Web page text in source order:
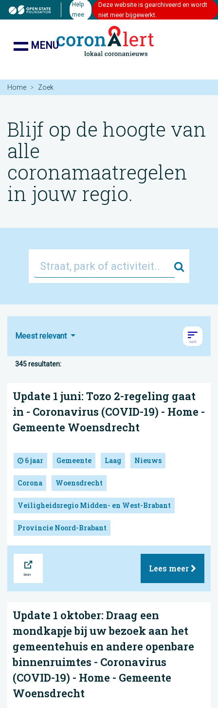
Help
mee
Deze website is gearchiveerd en wordt
niet meer bijgewerkt.
MENU
Home Zoek
Blijf op de hoogte van
alle
coronamaatregelen
in jouw regio.
Zoek
Meest relevant
345 resultaten:
Update 1 juni: Tozo 2-regeling gaat
in - Coronavirus (COVID-19) - Home -
Gemeente Woensdrecht
6 jaar Gemeente Laag Nieuws
Corona Woensdrecht
Veiligheidsregio Midden- en West-Brabant
Provincie Noord-Brabant
Lees meer
Update 1 oktober: Draag een
mondkapje bij uw bezoek aan het
gemeentehuis en andere openbare
binnenruimtes - Coronavirus
(COVID-19) - Home - Gemeente
Woensdrecht